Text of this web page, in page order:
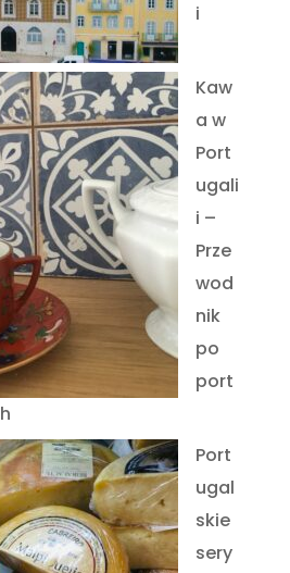
i
Kaw
a w
Port
ugali
i –
Prze
wod
nik
po
port
Port
ugal
skie
sery